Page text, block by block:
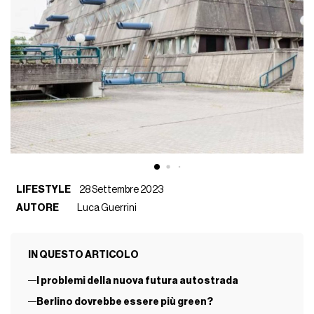
LIFESTYLE
28 Settembre 2023
AUTORE
Luca Guerrini
IN QUESTO ARTICOLO
I problemi della nuova futura autostrada
Berlino dovrebbe essere più green?